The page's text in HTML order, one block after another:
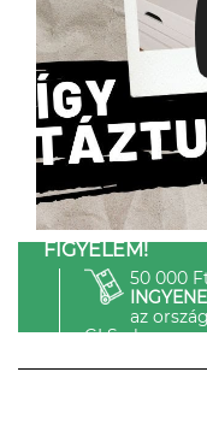
FIGYELEM!
50 000
az
GLS-el.